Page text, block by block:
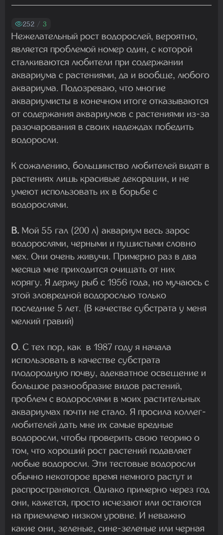
Madam
Madam
01.08.2026 19:41:26
Madam
29.07.2026 13:23:35
22.07.2026 19:16:45
Madam
252 / 3
Нежелательный рост водорослей, вероятно,
является проблемой номер один, с которой
сталкиваются любители при содержании
аквариума с растениями, да и вообще, любого
аквариума. Подозреваю, что многие
аквариумисты в конечном итоге отказываются
от содержания аквариумов с растениями из-за
разочарования в своих надеждах победить
водоросли.
К сожалению, большинство любителей видят в
растениях лишь красивые декорации, и не
умеют использовать их в борьбе с
водорослями.
В. Мой 55 гал (200 л) аквариум весь зарос
водорослями, черными и пушистыми словно
мех. Они очень живучи. Примерно раз в два
месяца мне приходится очищать от них
корягу. Я держу рыб с 1956 года, но мучаюсь с
этой зловредной водорослью только
последние 5 лет. (В качестве субстрата у меня
мелкий гравий)
О. С тех пор, как в 1987 году я начала
использовать в качестве субстрата
плодородную почву, адекватное освещение и
большое разнообразие видов растений,
проблем с водорослями в моих растительных
аквариумах почти не стало. Я просила коллег-
любителей дать мне их самые вредные
водоросли, чтобы проверить свою теорию о
том, что хороший рост растений подавляет
любые водоросли. Эти тестовые водоросли
обычно некоторое время немного растут и
распространяются. Однако примерно через год
они, кажется, просто исчезают или остаются
на приемлемо низком уровне. И неважно
какие они, зеленые, сине-зеленые или черная